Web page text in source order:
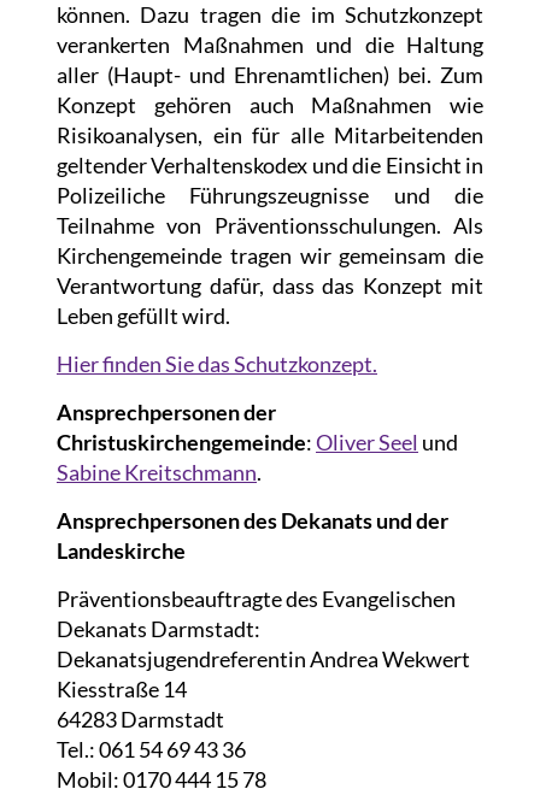
können. Dazu tragen die im Schutzkonzept
verankerten Maßnahmen und die Haltung
aller (Haupt- und Ehrenamtlichen) bei. Zum
Konzept gehören auch Maßnahmen wie
Risikoanalysen, ein für alle Mitarbeitenden
geltender Verhaltenskodex und die Einsicht in
Polizeiliche Führungszeugnisse und die
Teilnahme von Präventionsschulungen. Als
Kirchengemeinde tragen wir gemeinsam die
Verantwortung dafür, dass das Konzept mit
Leben gefüllt wird.
Hier finden Sie das Schutzkonzept.
Ansprechpersonen der
Christuskirchengemeinde:Oliver Seel und
Sabine Kreitschmann.
Ansprechpersonen des Dekanats und der
Landeskirche
Präventionsbeauftragte des Evangelischen
Dekanats Darmstadt:
Dekanatsjugendreferentin Andrea Wekwert
Kiesstraße 14
64283 Darmstadt
Tel.: 061 54 69 43 36
Mobil: 0170 444 15 78